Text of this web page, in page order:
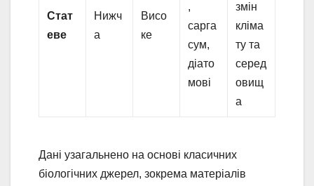
Стат
еве
Нижч
а
Висо
ке
,
сарга
сум,
діато
мові
змін
кліма
ту та
серед
овищ
а
Дані узагальнено на основі класичних
біологічних джерел, зокрема матеріалів